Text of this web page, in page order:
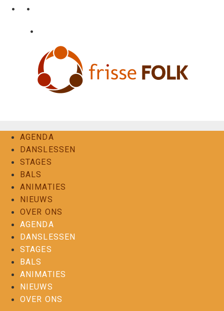
• •
•
AGENDA
DANSLESSEN
STAGES
BALS
ANIMATIES
NIEUWS
OVER ONS
AGENDA
DANSLESSEN
STAGES
BALS
ANIMATIES
NIEUWS
OVER ONS